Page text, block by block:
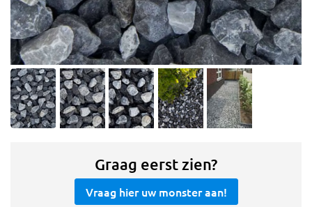
Graag eerst zien?
Vraag hier uw monster aan!